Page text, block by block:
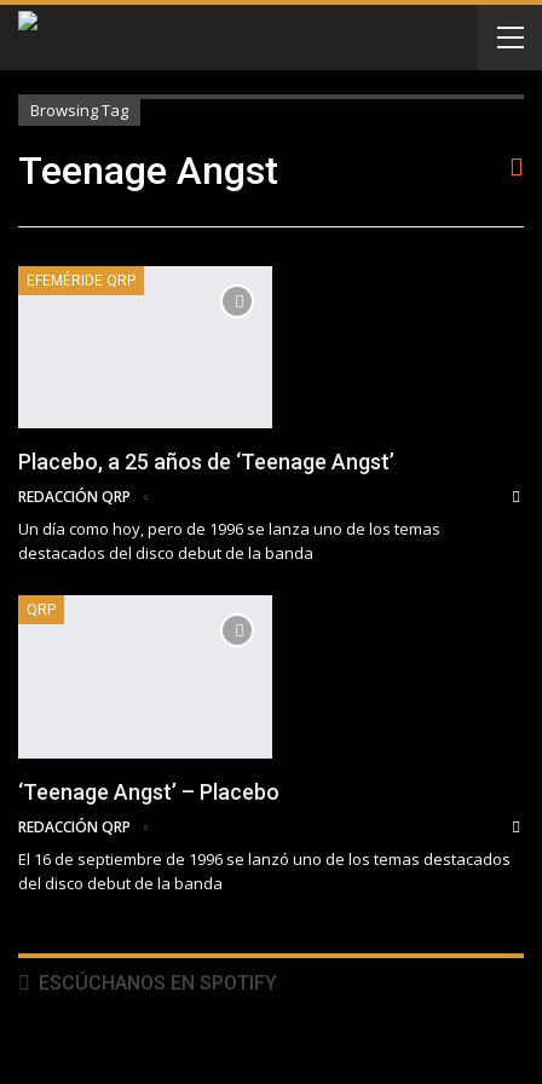
Browsing Tag
Teenage Angst
EFEMÉRIDE QRP
Placebo, a 25 años de ‘Teenage Angst’
REDACCIÓN QRP
Un día como hoy, pero de 1996 se lanza uno de los temas
destacados del disco debut de la banda
QRP
‘Teenage Angst’ – Placebo
REDACCIÓN QRP
El 16 de septiembre de 1996 se lanzó uno de los temas destacados
del disco debut de la banda
ESCÚCHANOS EN SPOTIFY